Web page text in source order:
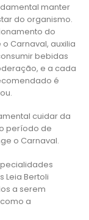
manter
do organismo.
do
Carnaval, auxilia
bebidas
e a cada
é
cuidar da
período de
o Carnaval.
Leia Bertoli
a serem
a